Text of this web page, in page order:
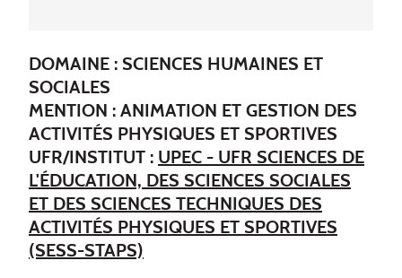
DOMAINE : SCIENCES HUMAINES ET
SOCIALES
MENTION : ANIMATION ET GESTION DES
ACTIVITÉS PHYSIQUES ET SPORTIVES
UFR/INSTITUT : UPEC - UFR SCIENCES DE
L'ÉDUCATION, DES SCIENCES SOCIALES
ET DES SCIENCES TECHNIQUES DES
ACTIVITÉS PHYSIQUES ET SPORTIVES
(SESS-STAPS)